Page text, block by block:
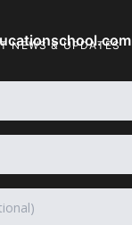
NEWS & UPDATES